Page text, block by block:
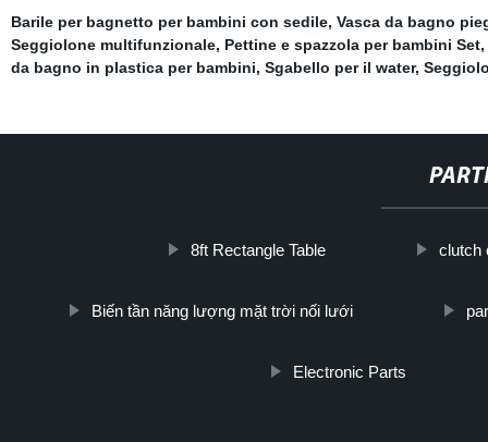
Barile per bagnetto per bambini con sedile, Vasca da bagno
Seggiolone multifunzionale, Pettine e spazzola per bambini Set,
da bagno in plastica per bambini, Sgabello per il water,
8ft Rectangle Table clutch
Biến tần năng lượng mặt trời nối lưới
Electronic Parts